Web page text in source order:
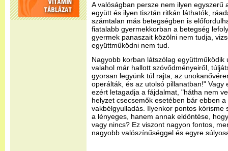
A valóságban persze nem ilyen egyszerű
együtt és ilyen tisztán ritkán láthatók,
számtalan más betegségben is
fiatalabb gyermekkorban a betegség
gyermek panaszait közölni nem tudja,
együttműködni nem tud.
Nagyobb korban látszólag
valahol már hallott szövődményeiről,
gyorsan legyünk túl rajta, az
operálták, és az utolsó pillanatban!" Vagy
ezért letagadja a fájdalmat, "hátha nem
helyzet csecsemők esetében bár ebben
vakbélgyulladás. Ilyenkor pontos kórisme
a lényeges, hanem annak eldöntése,
vagy nincs? Ez viszont nagyon fontos,
nagyobb valószínűséggel és egyre